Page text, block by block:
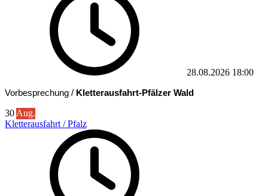
28.08.2026 18:00
Vorbesprechung / Kletterausfahrt-Pfälzer Wald
30 Aug.
Kletterausfahrt / Pfalz